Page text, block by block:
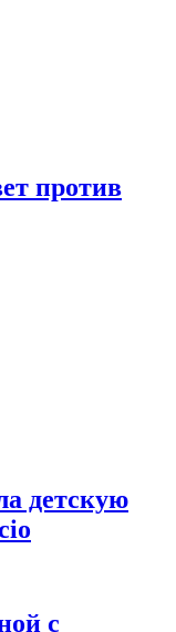
против
детскую
с